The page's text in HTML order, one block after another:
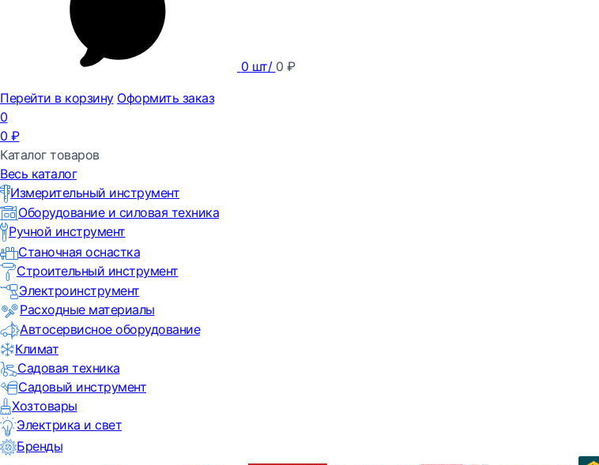
0 шт/ 0 ₽
Перейти в корзину Оформить заказ
0
0 ₽
Каталог товаров
Весь каталог
Измерительный инструмент
Оборудование и силовая техника
Ручной инструмент
Станочная оснастка
Строительный инструмент
Электроинструмент
Расходные материалы
Автосервисное оборудование
Климат
Садовая техника
Садовый инструмент
Хозтовары
Электрика и свет
Бренды